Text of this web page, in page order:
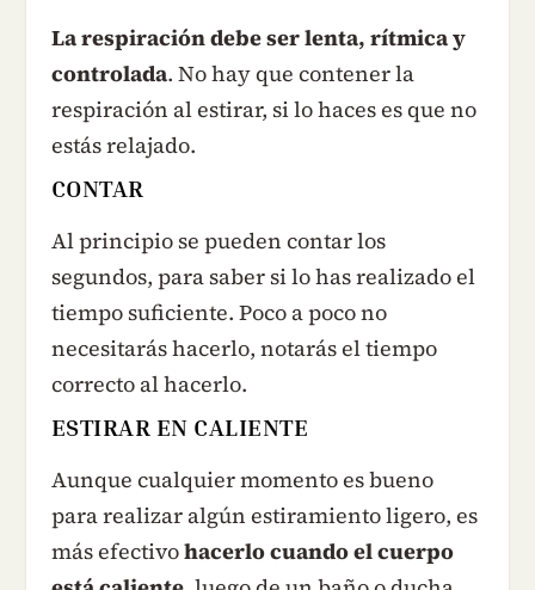
La respiración debe ser lenta, rítmica y
controlada. No hay que contener la
respiración al estirar, si lo haces es que no
estás relajado.
CONTAR
Al principio se pueden contar los
segundos, para saber si lo has realizado el
tiempo suficiente. Poco a poco no
necesitarás hacerlo, notarás el tiempo
correcto al hacerlo.
ESTIRAR EN CALIENTE
Aunque cualquier momento es bueno
para realizar algún estiramiento ligero, es
más efectivohacerlo cuando el cuerpo